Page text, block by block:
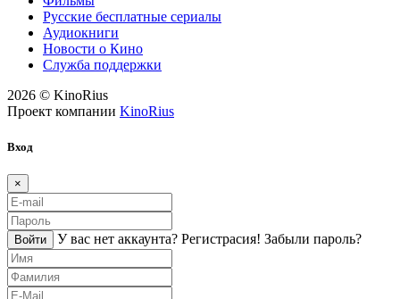
Русские бесплатные сериалы
Аудиокниги
Новости о Кино
Служба поддержки
2026 © KinoRius
Проект компании KinoRius
Вход
×
Войти У вас нет аккаунта? Регистраcия! Забыли пароль?